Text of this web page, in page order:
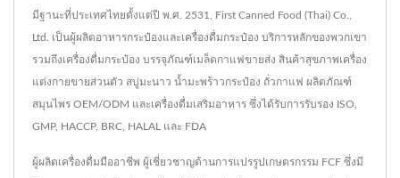
มีฐานะที่ประเทศไทยตั้งแต่ปี พ.ศ. 2531, First Canned Food (Thai) Co.,
Ltd. เป็นผู้ผลิตอาหารกระป๋องและเครื่องดื่มกระป๋อง บริการหลักของพวกเขา
รวมถึงเครื่องดื่มกระป๋อง บรรจุภัณฑ์เมล็ดกาแฟขายส่ง สินค้าสุขภาพเครื่อง
แต่งกายขายส่วนตัว สบู่มะนาว น้ำมะพร้าวกระป๋อง ถั่วกาแฟ ผลิตภัณฑ์
สมุนไพร OEM/ODM และเครื่องดื่มเสริมอาหาร ซึ่งได้รับการรับรอง ISO,
GMP, HACCP, BRC, HALAL และ FDA
ผู้ผลิตเครื่องดื่มมืออาชีพ ผู้เชี่ยวชาญด้านการแปรรูปเกษตรกรรม FCF ซึ่งมี